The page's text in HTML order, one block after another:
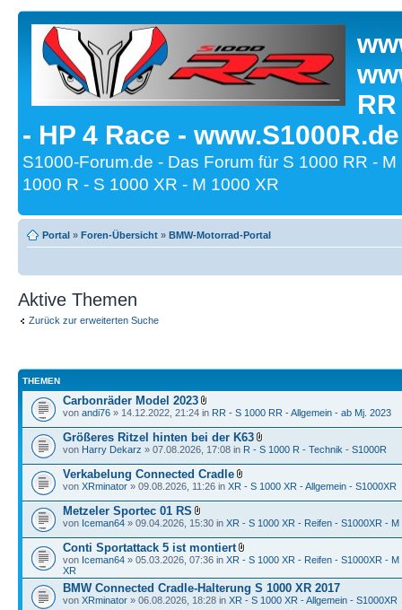
- HP 4 Race -
S1000-Forum.de - Das Forum für S 1000 RR -
1000 R - S 1000 XR - M 1000 XR
Portal » Foren-Übersicht » BMW-Motorrad-Portal
Aktive Themen
Zurück zur erweiterten Suche
THEMEN
Carbonräder Model 2023
von andi76 » 14.12.2022, 21:24 in RR - S 1000 RR - Allgemein - ab Mj. 2023
Größeres Ritzel hinten bei der K63
von Harry Dekarz » 07.08.2026, 17:08 in R - S 1000 R - Technik - S1000R
Verkabelung Connected Cradle
von XRminator » 09.08.2026, 11:26 in XR - S 1000 XR - Allgemein - S1000XR
Metzeler Sportec 01 RS
von Iceman64 » 09.04.2026, 15:30 in XR - S 1000 XR - Reifen - S1000XR - M
Conti Sportattack 5 ist montiert
von Iceman64 » 05.03.2026, 07:36 in XR - S 1000 XR - Reifen - S1000XR - M
XR
BMW Connected Cradle-Halterung S 1000 XR 2017
von XRminator » 06.08.2026, 18:28 in XR - S 1000 XR - Allgemein - S1000XR